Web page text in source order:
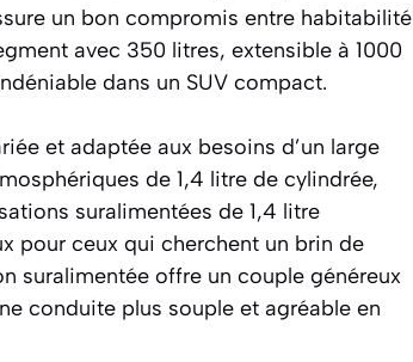
un bon compromis entre habitabilité
avec 350 litres, extensible à 1000
dans un SUV compact.
et adaptée aux besoins d’un large
de 1,4 litre de cylindrée,
suralimentées de 1,4 litre
pour ceux qui cherchent un brin de
suralimentée offre un couple généreux
conduite plus souple et agréable en